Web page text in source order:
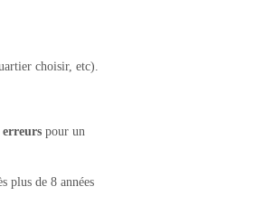
choisir, etc).
erreurs pour un
plus de 8 années